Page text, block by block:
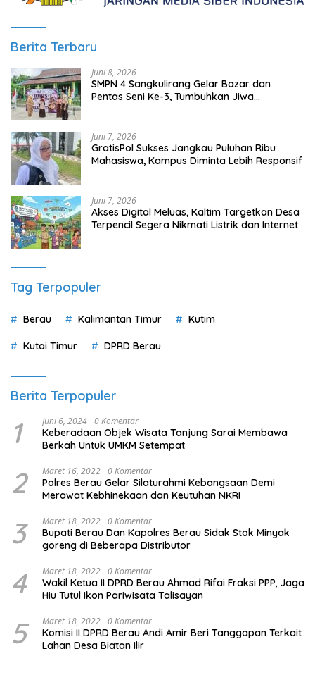
Berita Terbaru
Juni 8, 2026
SMPN 4 Sangkulirang Gelar Bazar dan
Pentas Seni Ke-3, Tumbuhkan Jiwa
Juni 7, 2026
GratisPol Sukses Jangkau Puluhan Ribu
Mahasiswa, Kampus Diminta Lebih Responsif
Juni 7, 2026
Akses Digital Meluas, Kaltim Targetkan Desa
Terpencil Segera Nikmati Listrik dan Internet
Tag Terpopuler
Berau Kalimantan Timur Kutim
Kutai Timur DPRD Berau
Berita Terpopuler
1 Juni 6, 2024 0 Komentar
Keberadaan Objek Wisata Tanjung Sarai Membawa
Berkah Untuk UMKM Setempat
2 Maret 16, 2022 0 Komentar
Polres Berau Gelar Silaturahmi Kebangsaan Demi
Merawat Kebhinekaan dan Keutuhan NKRI
3 Maret 18, 2022 0 Komentar
Bupati Berau Dan Kapolres Berau Sidak Stok Minyak
goreng di Beberapa Distributor
4 Maret 18, 2022 0 Komentar
Wakil Ketua II DPRD Berau Ahmad Rifai Fraksi PPP, Jaga
Hiu Tutul Ikon Pariwisata Talisayan
5 Maret 18, 2022 0 Komentar
Komisi II DPRD Berau Andi Amir Beri Tanggapan Terkait
Lahan Desa Biatan Ilir